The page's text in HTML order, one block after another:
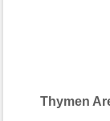
Thymen